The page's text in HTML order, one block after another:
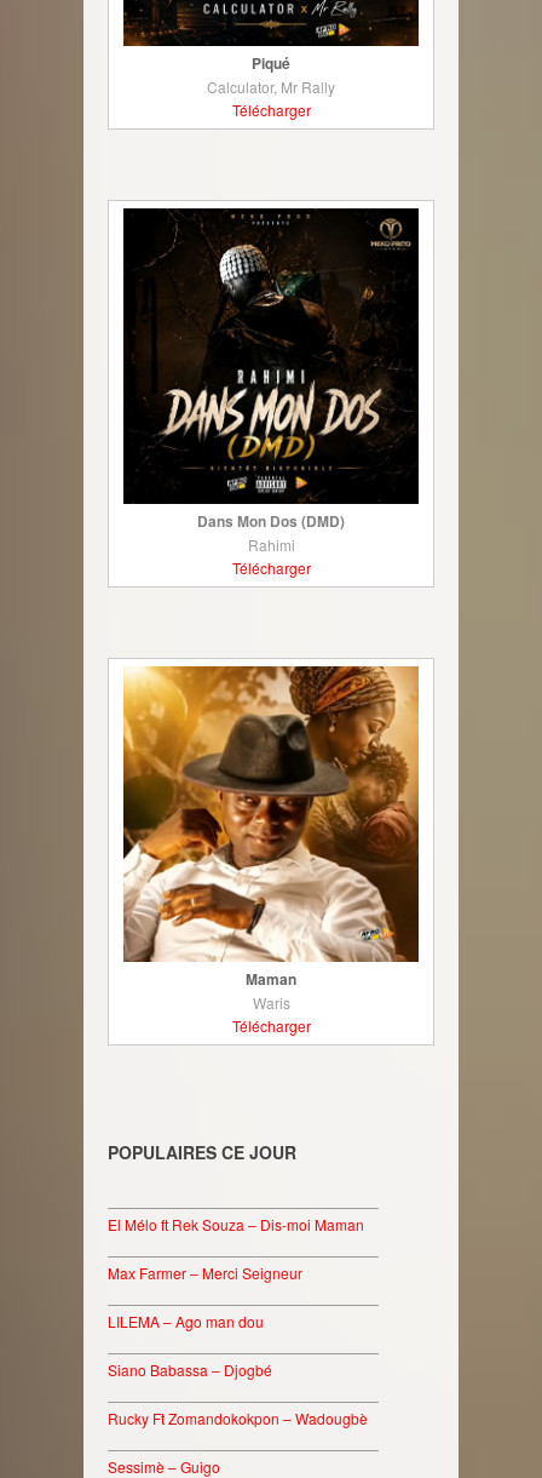
Piqué
Calculator, Mr Rally
Télécharger
Dans Mon Dos (DMD)
Rahimi
Télécharger
Maman
Waris
Télécharger
POPULAIRES CE JOUR
El Mélo ft Rek Souza – Dis-moi Maman
Max Farmer – Merci Seigneur
LILEMA – Ago man dou
Siano Babassa – Djogbé
Rucky Ft Zomandokokpon – Wadougbè
Sessimè – Guigo